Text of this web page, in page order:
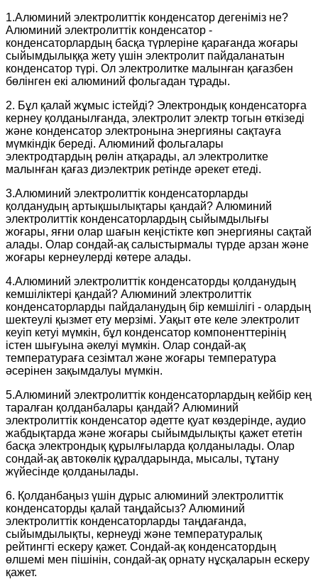
1.Алюминий электролиттік конденсатор дегеніміз не?
Алюминий электролиттік конденсатор -
конденсаторлардың басқа түрлеріне қарағанда жоғары
сыйымдылыққа жету үшін электролит пайдаланатын
конденсатор түрі. Ол электролитке малынған қағазбен
бөлінген екі алюминий фольгадан тұрады.
2. Бұл қалай жұмыс істейді? Электрондық конденсаторға
кернеу қолданылғанда, электролит электр тогын өткізеді
және конденсатор электронына энергияны сақтауға
мүмкіндік береді. Алюминий фольгалары
электродтардың рөлін атқарады, ал электролитке
малынған қағаз диэлектрик ретінде әрекет етеді.
3.Алюминий электролиттік конденсаторларды
қолданудың артықшылықтары қандай? Алюминий
электролиттік конденсаторлардың сыйымдылығы
жоғары, яғни олар шағын кеңістікте көп энергияны сақтай
алады. Олар сондай-ақ салыстырмалы түрде арзан және
жоғары кернеулерді көтере алады.
4.Алюминий электролиттік конденсаторды қолданудың
кемшіліктері қандай? Алюминий электролиттік
конденсаторларды пайдаланудың бір кемшілігі - олардың
шектеулі қызмет ету мерзімі. Уақыт өте келе электролит
кеуіп кетуі мүмкін, бұл конденсатор компоненттерінің
істен шығуына әкелуі мүмкін. Олар сондай-ақ
температураға сезімтал және жоғары температура
әсерінен зақымдалуы мүмкін.
5.Алюминий электролиттік конденсаторлардың кейбір кең
таралған қолданбалары қандай? Алюминий
электролиттік конденсатор әдетте қуат көздерінде, аудио
жабдықтарда және жоғары сыйымдылықты қажет ететін
басқа электрондық құрылғыларда қолданылады. Олар
сондай-ақ автокөлік құралдарында, мысалы, тұтану
жүйесінде қолданылады.
6. Қолданбаңыз үшін дұрыс алюминий электролиттік
конденсаторды қалай таңдайсыз? Алюминий
электролиттік конденсаторларды таңдағанда,
сыйымдылықты, кернеуді және температуралық
рейтингті ескеру қажет. Сондай-ақ конденсатордың
өлшемі мен пішінін, сондай-ақ орнату нұсқаларын ескеру
қажет.